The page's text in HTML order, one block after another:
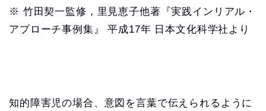
※ 竹田契一監修，里見恵子他著『実践インリアル・
アプローチ事例集』 平成17年 日本文化科学社より
知的障害児の場合、意図を言葉で伝えられるように